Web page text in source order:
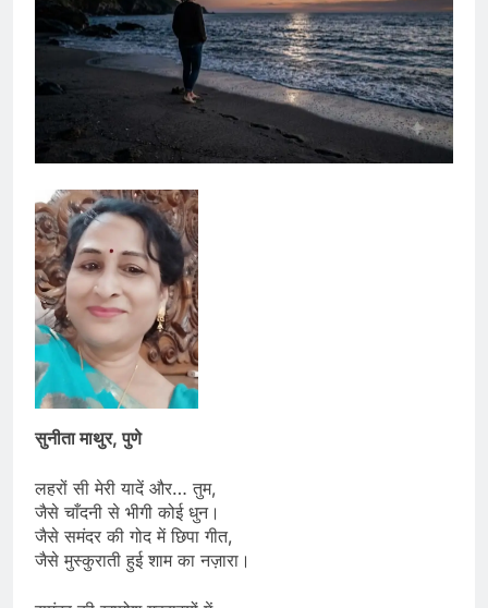
सुनीता माथुर, पुणे
लहरों सी मेरी यादें और… तुम,
जैसे चाँदनी से भीगी कोई धुन।
जैसे समंदर की गोद में छिपा गीत,
जैसे मुस्कुराती हुई शाम का नज़ारा।